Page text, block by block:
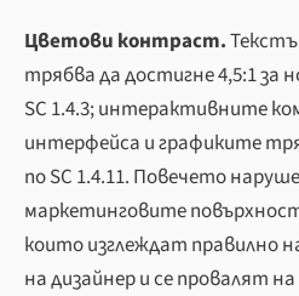
Цветови контраст.
трябва да достигне 4,5:1 за
SC 1.4.3; интерактивните
интерфейса и графиките
по SC 1.4.11. Повечето
маркетинговите
които изглеждат правилно
на дизайнер и се провалят